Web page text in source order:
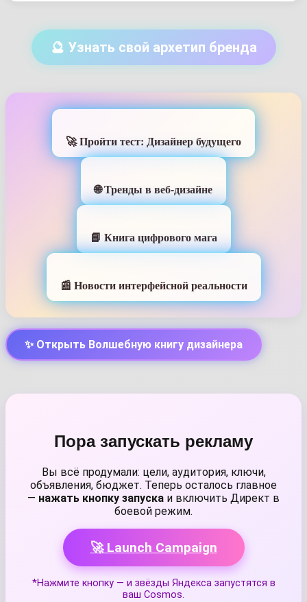
🔮 Узнать свой архетип бренда
🚀 Пройти тест: Дизайнер будущего
🌐 Тренды в веб-дизайне
📘 Книга цифрового мага
📰 Новости интерфейсной реальности
✨ Открыть Волшебную книгу дизайнера
Пора запускать рекламу
Вы всё продумали: цели, аудитория, ключи,
объявления, бюджет. Теперь осталось главное
— нажать кнопку запуска и включить Директ в
боевой режим.
🚀 Launch Campaign
*Нажмите кнопку — и звёзды Яндекса запустятся в
ваш Cosmos.